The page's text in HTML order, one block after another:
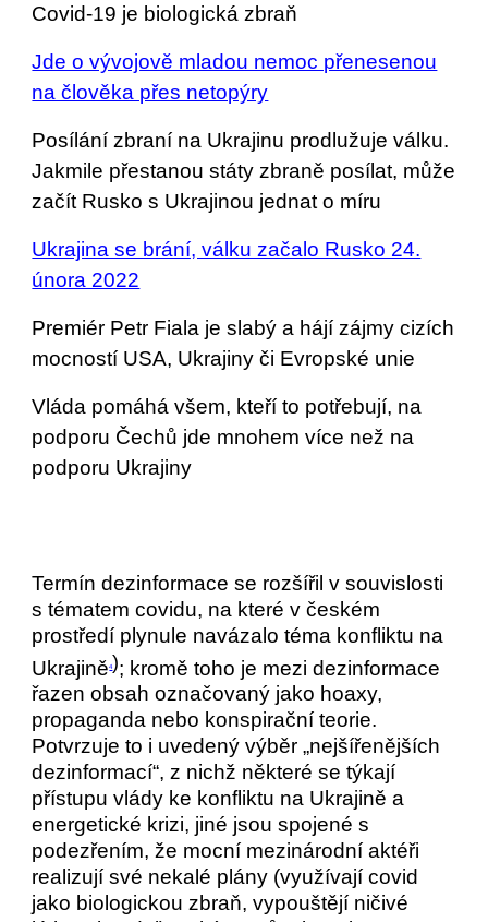
Covid-19 je biologická zbraň
Jde o vývojově mladou nemoc přenesenou
na člověka přes netopýry
Posílání zbraní na Ukrajinu prodlužuje válku.
Jakmile přestanou státy zbraně posílat, může
začít Rusko s Ukrajinou jednat o míru
Ukrajina se brání, válku začalo Rusko 24.
února 2022
Premiér Petr Fiala je slabý a hájí zájmy cizích
mocností USA, Ukrajiny či Evropské unie
Vláda pomáhá všem, kteří to potřebují, na
podporu Čechů jde mnohem více než na
podporu Ukrajiny
Termín dezinformace se rozšířil v souvislosti
s tématem covidu, na které v českém
prostředí plynule navázalo téma konfliktu na
Ukrajině4); kromě toho je mezi dezinformace
řazen obsah označovaný jako hoaxy,
propaganda nebo konspirační teorie.
Potvrzuje to i uvedený výběr „nejšířenějších
dezinformací“, z nichž některé se týkají
přístupu vlády ke konfliktu na Ukrajině a
energetické krizi, jiné jsou spojené s
podezřením, že mocní mezinárodní aktéři
realizují své nekalé plány (využívají covid
jako biologickou zbraň, vypouštějí ničivé